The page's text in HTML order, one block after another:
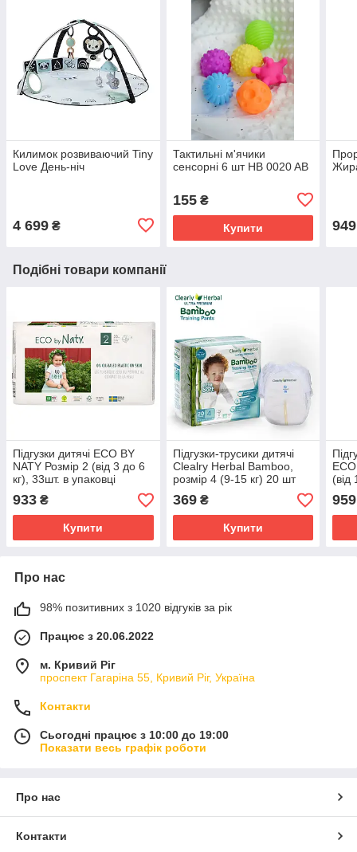
Килимок розвиваючий Tiny
Love День-ніч
4 699 ₴
Тактильні м'ячики
сенсорні 6 шт HB 0020 AB
155₴
Купити 949
Подібні товари компанії
Підгузки дитячі ECO BY
NATY Розмір 2 (від 3 до 6
кг), 33шт. в упаковці
933 ₴
Купити
Підгузки-трусики дитячі
Clealry Herbal Bamboo,
розмір 4 (9-15 кг) 20 шт
369₴
Купити
(від
959
Про нас
98% позитивних з 1020 відгуків за рік
Працює з 20.06.2022
м. Кривий Ріг
проспект Гагаріна 55, Кривий Ріг, Україна
Контакти
Сьогодні працює з 10:00 до 19:00
Показати весь графік роботи
Про нас
Контакти